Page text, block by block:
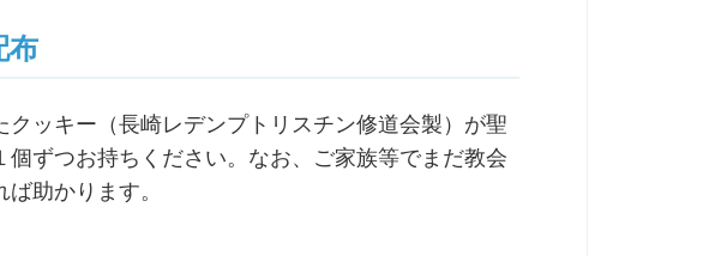
布
ッキー（長崎レデンプトリスチン修道会製）が聖
ずつお持ちください。なお、ご家族等でまだ教会
助かります。